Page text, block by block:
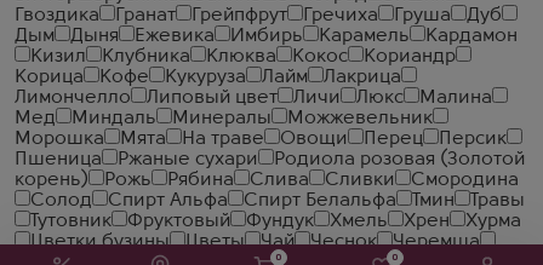
0 0
Гвоздика
Гранат Грейпфрут Гречиха Груша
Дуб
Дым
Дыня Ежевика Имбирь Карамель
Кардамон
Кизил
Клубника Клюква Кокос
Кориандр
Корица
Кофе Кукуруза Лайм
Лакрица
Лимончелло
Липовый цвет Личи Люкс
Малина
Мед
Миндаль Минералы
Можжевельник
Морошка
Мята На траве Овощи Перец
Персик
Пшеница
Ржаные сухари
Родиола розовая (Золотой
корень)
Рожь Рябина Слива Сливки
Смородина
Солод
Спирт Альфа Спирт Белальфа Тмин
Травы
Тутовник
Фруктовый Фундук Хмель Хрен
Хурма
Цветки бузины
Цветы Чай Чеcнок
Черемша